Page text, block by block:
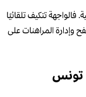
تتكيف تلقائيًا
المراهنات على
تونس